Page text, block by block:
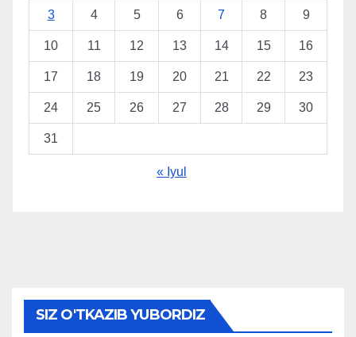
3 4 5 6 7 8 9
10 11 12 13 14 15 16
17 18 19 20 21 22 23
24 25 26 27 28 29 30
31
« Iyul
SIZ O'TKAZIB YUBORDIZ